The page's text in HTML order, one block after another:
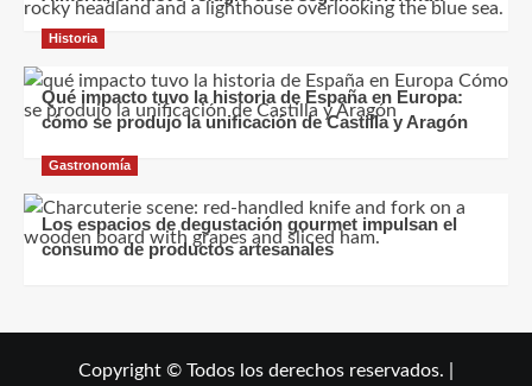
Historia
Qué impacto tuvo la historia de España en Europa:
cómo se produjo la unificación de Castilla y Aragón
Gastronomía
Los espacios de degustación gourmet impulsan el
consumo de productos artesanales
Copyright © Todos los derechos reservados.